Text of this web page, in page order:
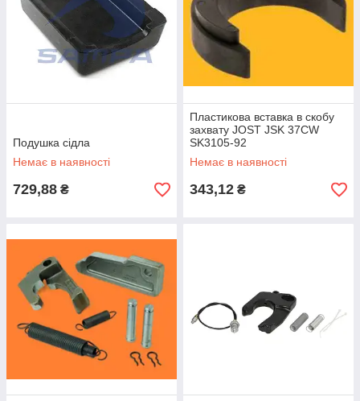
Подушка сідла
Немає в наявності
729,88 ₴
Пластикова вставка в скобу
захвату JOST JSK 37CW
SK3105-92
Немає в наявності
343,12 ₴